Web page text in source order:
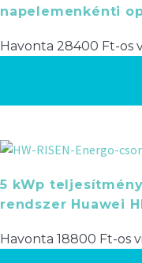
napelemenkénti
Havonta 28400 Ft-os
5 kWp
rendszer Huawei
Havonta 18800 Ft-os